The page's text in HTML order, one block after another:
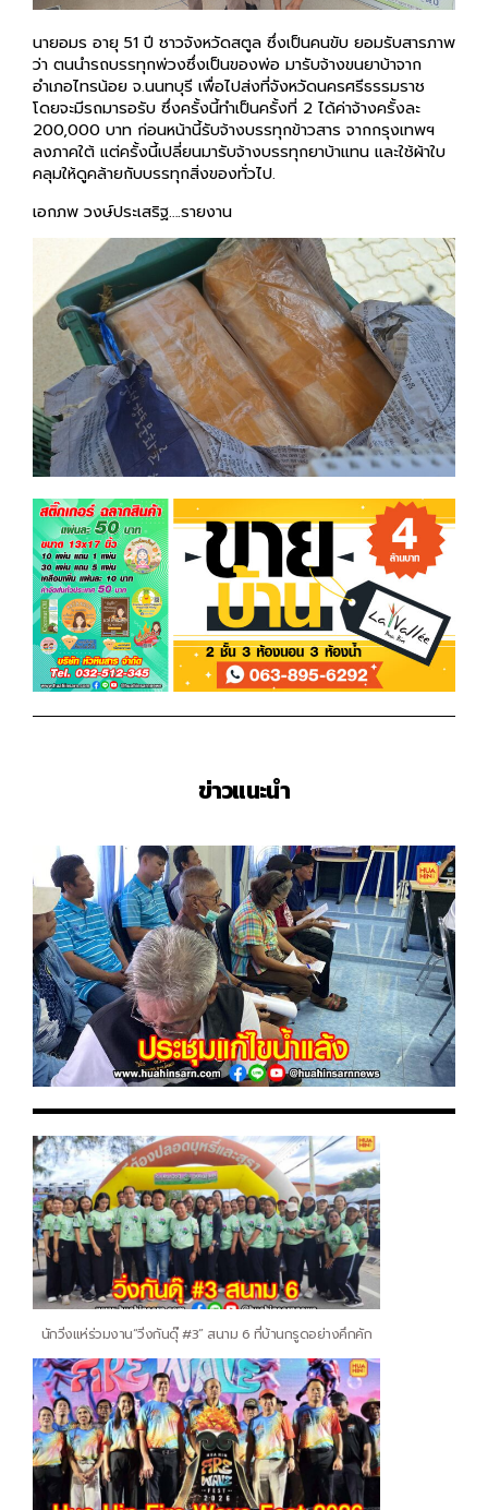
นายอมร อายุ 51 ปี ชาวจังหวัดสตูล ซึ่งเป็นคนขับ ยอมรับสารภาพ
ว่า ตนนำรถบรรทุกพ่วงซึ่งเป็นของพ่อ มารับจ้างขนยาบ้าจาก
อำเภอไทรน้อย จ.นนทบุรี เพื่อไปส่งที่จังหวัดนครศรีธรรมราช
โดยจะมีรถมารอรับ ซึ่งครั้งนี้ทำเป็นครั้งที่ 2 ได้ค่าจ้างครั้งละ
200,000 บาท ก่อนหน้านี้รับจ้างบรรทุกข้าวสาร จากกรุงเทพฯ
ลงภาคใต้ แต่ครั้งนี้เปลี่ยนมารับจ้างบรรทุกยาบ้าแทน และใช้ผ้าใบ
คลุมให้ดูคล้ายกับบรรทุกสิ่งของทั่วไป.
เอกภพ วงษ์ประเสริฐ….รายงาน
ข่าวแนะนำ
นักวิ่งแห่ร่วมงาน“วิ่งกันดุ๊ #3” สนาม 6 ที่บ้านกรูดอย่างคึกคัก